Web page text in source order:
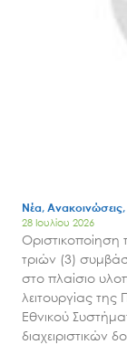
Νέα, Ανακοινώσεις,
28 Ιουλίου 2026
τριών (3)
στο πλαίσιο
λειτουργίας
Εθνικού
διαχειριστικών